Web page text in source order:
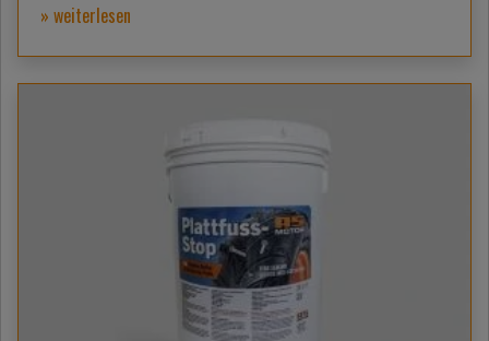
» weiterlesen